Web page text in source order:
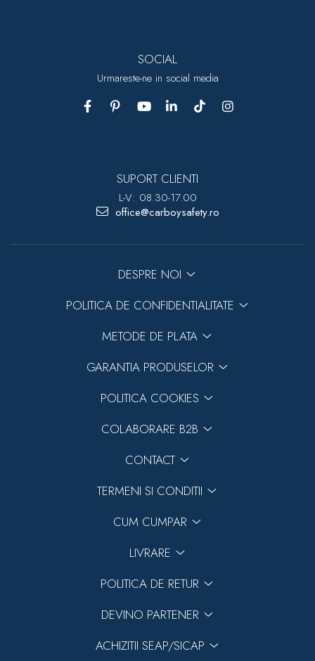
SOCIAL
Urmareste-ne in social media
SUPORT CLIENTI
L-V: 08.30-17.00
office@carboysafety.ro
DESPRE NOI
POLITICA DE CONFIDENTIALITATE
METODE DE PLATA
GARANTIA PRODUSELOR
POLITICA COOKIES
COLABORARE B2B
CONTACT
TERMENI SI CONDITII
CUM CUMPAR
LIVRARE
POLITICA DE RETUR
DEVINO PARTENER
ACHIZITII SEAP/SICAP